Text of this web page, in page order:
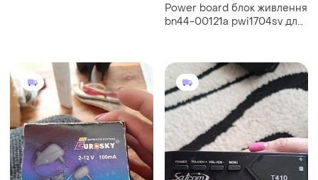
Power board блок живлення
bn44-00121a pwi1704sv для